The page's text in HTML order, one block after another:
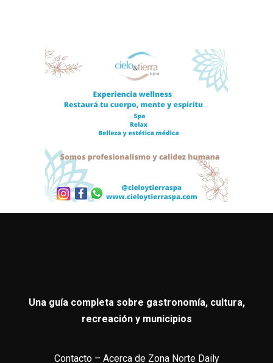
Una guía completa sobre gastronomía, cultura,
recreación y municipios
Contacto– Acerca de Zona Norte Daily